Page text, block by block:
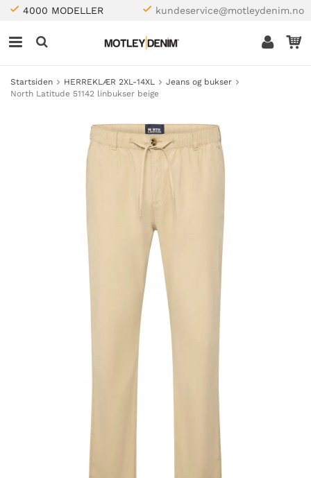
4000 MODELLER kundeservice@motleydenim.no
Startsiden HERREKLÆR 2XL-14XL
Jeans og bukser
North Latitude 51142 linbukser beige